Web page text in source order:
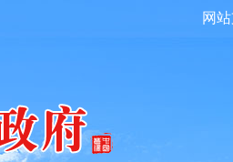
网